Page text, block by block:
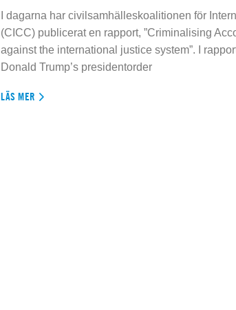
I dagarna har civilsamhälleskoalitionen för
(CICC) publicerat en rapport, ”Criminalising
against the international justice system”. I
Donald Trump’s presidentorder
LÄS MER